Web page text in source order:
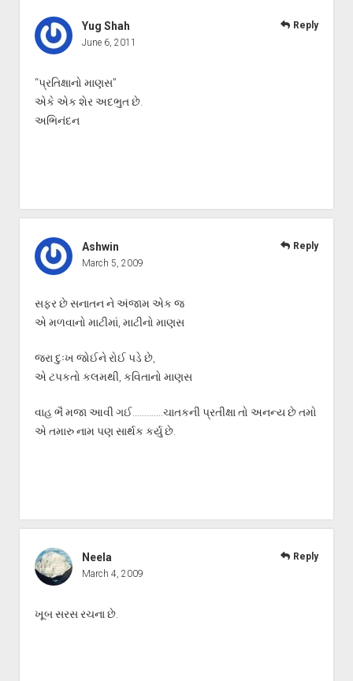
Yug Shah
June 6, 2011
“પ્રતિક્ષાનો માણસ”
એકે એક શેર અદભુત છે.
અભિનંદન
Reply
Ashwin
March 5, 2009
સફર છે સનાતન ને અંજામ એક જ
એ મળવાનો માટીમાં, માટીનો માણસ
જરા દુઃખ જોઈને રોઈ પડે છે,
એ ટપકતો કલમથી, કવિતાનો માણસ
વાહ ભૈ મજા આવી ગઈ………….ચાતકની પ્રતીક્ષા તો અનન્ય છે તમો
એ તમારુ નામ પણ સાર્થક કર્યુ છે.
Reply
Neela
March 4, 2009
ખૂબ સરસ રચના છે.
Reply